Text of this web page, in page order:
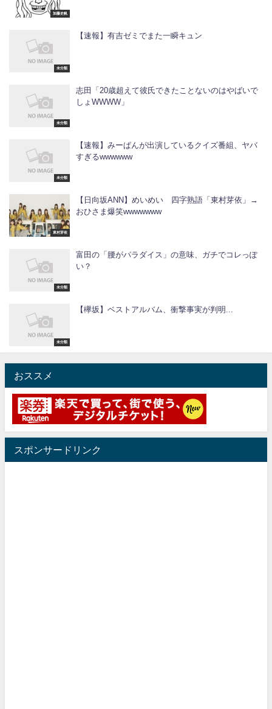
加藤史帆
未分類
【速報】有吉ゼミでまた一瞬キュン
未分類
志田「20歳超えて彼氏できたことないのはやばいで
しょWWWW」
未分類
【速報】みーぱんが出演しているクイズ番組、ヤバ
すぎるwwwwww
東村芽依
【日向坂ANN】めいめい 四字熟語「東村芽依」→
おひさま爆笑wwwwwww
未分類
富田の「腰がパラダイス」の意味、ガチでコレっぽ
い？
未分類
【欅坂】ベストアルバム、衝撃事実が判明...
おススメ
スポンサードリンク